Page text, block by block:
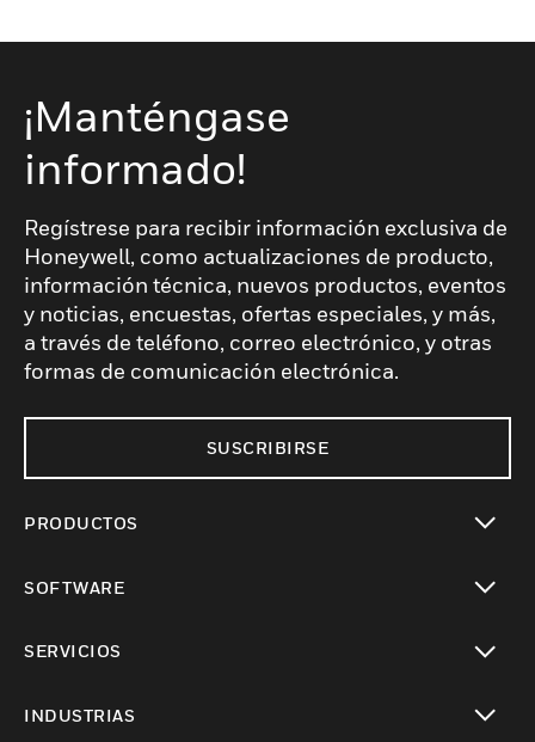
¡Manténgase
informado!
Regístrese para recibir información exclusiva de
Honeywell, como actualizaciones de producto,
información técnica, nuevos productos, eventos
y noticias, encuestas, ofertas especiales, y más,
a través de teléfono, correo electrónico, y otras
formas de comunicación electrónica.
SUSCRIBIRSE
PRODUCTOS
SOFTWARE
SERVICIOS
INDUSTRIAS